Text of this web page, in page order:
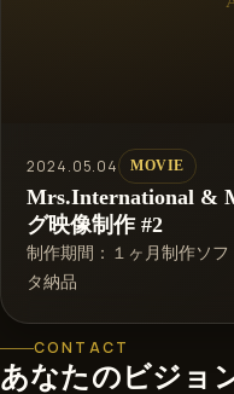
2024.05.04 MOVIE
Mrs.International &
グ映像制作 #2
制作期間：１ヶ月制作ソフ
タ納品
CONTACT
あなたのビジョ